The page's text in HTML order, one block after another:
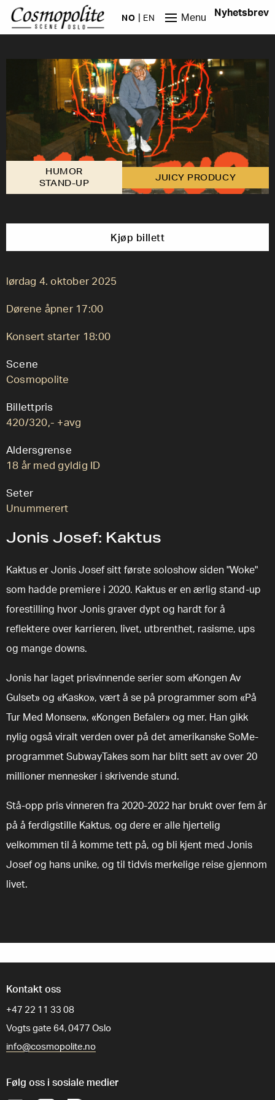
Hopp til hovedinnhold
NO EN Menu Nyhetsbrev
HUMOR
STAND-UP
JUICY PRODUCY
Kjøp billett
lørdag 4. oktober 2025
Dørene åpner 17:00
Konsert starter 18:00
Scene
Cosmopolite
Billettpris
420/320,- +avg
Aldersgrense
18 år med gyldig ID
Seter
Unummerert
Jonis Josef: Kaktus
Kaktus er Jonis Josef sitt første soloshow siden "Woke"
som hadde premiere i 2020. Kaktus er en ærlig stand-up
forestilling hvor Jonis graver dypt og hardt for å
reflektere over karrieren, livet, utbrenthet, rasisme, ups
og mange downs.
Jonis har laget prisvinnende serier som «Kongen Av
Gulset» og «Kasko», vært å se på programmer som «På
Tur Med Monsen», «Kongen Befaler» og mer. Han gikk
nylig også viralt verden over på det amerikanske SoMe-
programmet SubwayTakes som har blitt sett av over 20
millioner mennesker i skrivende stund.
Stå-opp pris vinneren fra 2020-2022 har brukt over fem år
på å ferdigstille Kaktus, og dere er alle hjertelig
velkommen til å komme tett på, og bli kjent med Jonis
Josef og hans unike, og til tidvis merkelige reise gjennom
livet.
Kontakt oss
+47 22 11 33 08
Vogts gate 64, 0477 Oslo
info@cosmopolite.no
Følg oss i sosiale medier